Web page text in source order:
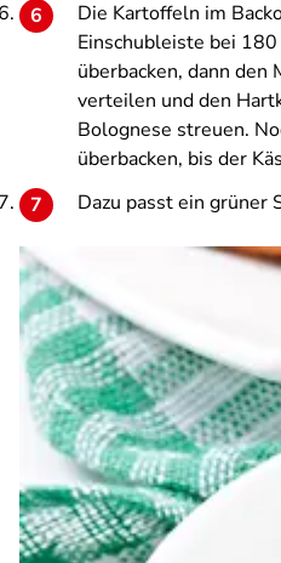
Die Kartoffeln im
Einschubleiste bei
überbacken, dann den
verteilen und den
Bolognese streuen.
überbacken, bis der
Dazu passt ein grüner